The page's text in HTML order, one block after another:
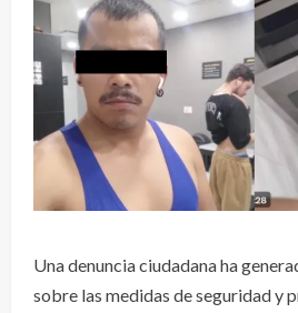
Una denuncia ciudadana ha
sobre las medidas de seguridad y